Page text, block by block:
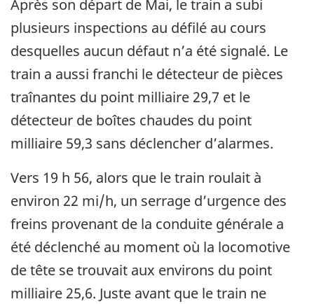
Après son départ de Mai, le train a subi
plusieurs inspections au défilé au cours
desquelles aucun défaut n’a été signalé. Le
train a aussi franchi le détecteur de pièces
traînantes du point milliaire 29,7 et le
détecteur de boîtes chaudes du point
milliaire 59,3 sans déclencher d’alarmes.
Vers 19 h 56, alors que le train roulait à
environ 22 mi/h, un serrage d’urgence des
freins provenant de la conduite générale a
été déclenché au moment où la locomotive
de tête se trouvait aux environs du point
milliaire 25,6. Juste avant que le train ne